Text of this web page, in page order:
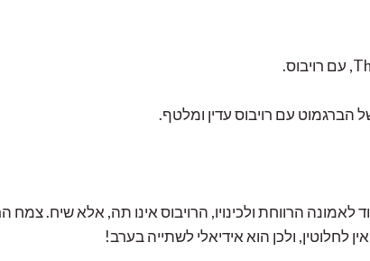
הברגמוט עם רויבוס עדין ומלטף.
הרווחת ולכינויו, הרויבוס אינו תה, אלא שיח. צמח
ולכן הוא אידיאלי לשתייה בערב!